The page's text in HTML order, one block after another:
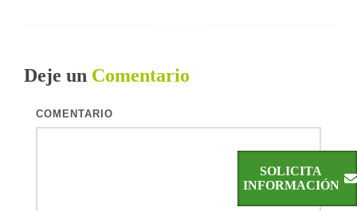
Deje un Comentario
COMENTARIO
SOLICITA
INFORMACIÓN